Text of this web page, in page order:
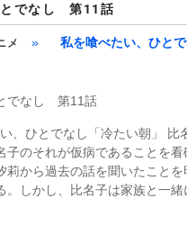
とでなし 第11話
メ » 私を喰べたい、ひと
でなし 第11話
、ひとでなし「冷たい朝」 比
子のそれが仮病であることを
莉から過去の話を聞いたこと
。しかし、比名子は家族と一